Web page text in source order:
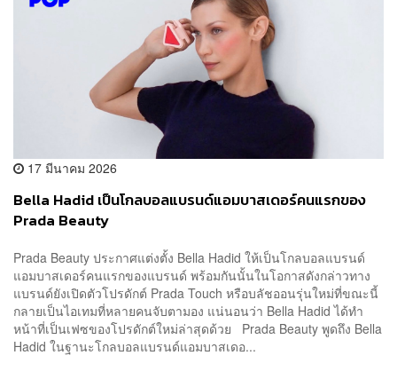
17 มีนาคม 2026
Bella Hadid เป็นโกลบอลแบรนด์แอมบาสเดอร์คนแรกของ
Prada Beauty
Prada Beauty ประกาศแต่งตั้ง Bella Hadid ให้เป็นโกลบอลแบรนด์
แอมบาสเดอร์คนแรกของแบรนด์ พร้อมกันนั้นในโอกาสดังกล่าวทาง
แบรนด์ยังเปิดตัวโปรดักต์ Prada Touch หรือบลัชออนรุ่นใหม่ที่ขณะนี้
กลายเป็นไอเทมที่หลายคนจับตามอง แน่นอนว่า Bella Hadid ได้ทำ
หน้าที่เป็นเฟซของโปรดักต์ใหม่ล่าสุดด้วย Prada Beauty พูดถึง Bella
Hadid ในฐานะโกลบอลแบรนด์แอมบาสเดอ...